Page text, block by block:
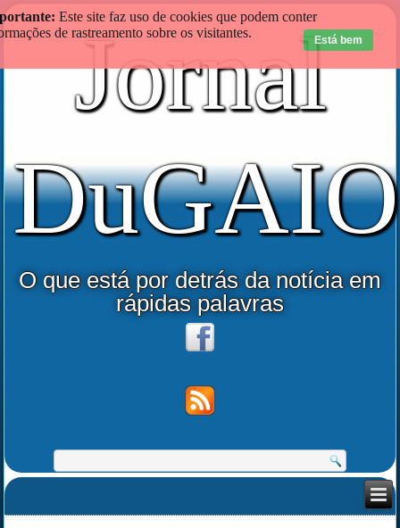
Jornal
DuGAIO
O que está por detrás da notícia em
rápidas palavras
Este site faz uso de cookies que podem conter
de rastreamento sobre os visitantes.
Está bem